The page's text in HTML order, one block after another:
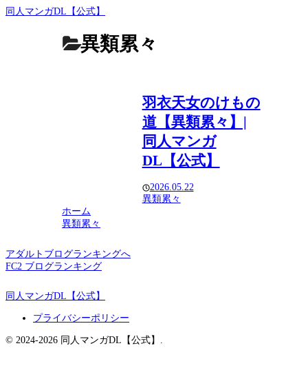
同人マンガDL【公式】
異類累々
羽衣天女のけもの
道【異類累々】|
同人マンガ
DL【公式】
2026.05.22
異類累々
ホーム
異類累々
アダルトブログランキングへ
FC2 ブログランキング
同人マンガDL【公式】
プライバシーポリシー
© 2024-2026 同人マンガDL【公式】.